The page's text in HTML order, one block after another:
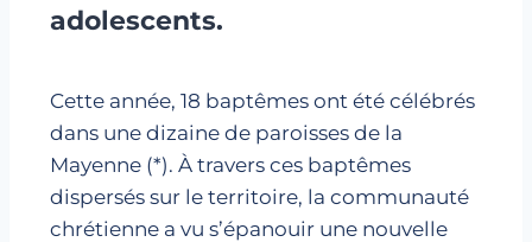
adolescents.
Cette année, 18 baptêmes ont été célébrés
dans une dizaine de paroisses de la
Mayenne (*). À travers ces baptêmes
dispersés sur le territoire, la communauté
chrétienne a vu s’épanouir une nouvelle